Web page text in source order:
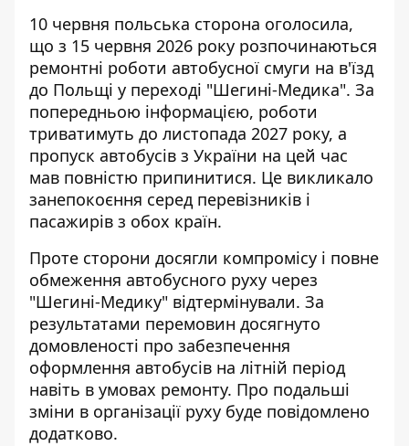
10 червня польська сторона оголосила,
що з 15 червня 2026 року розпочинаються
ремонтні роботи автобусної смуги на в'їзд
до Польщі у переході "Шегині-Медика". За
попередньою інформацією, роботи
триватимуть до листопада 2027 року, а
пропуск автобусів з України на цей час
мав повністю припинитися. Це викликало
занепокоєння серед перевізників і
пасажирів з обох країн.
Проте сторони досягли компромісу і повне
обмеження автобусного руху через
"Шегині-Медику" відтермінували. За
результатами перемовин досягнуто
домовленості про забезпечення
оформлення автобусів на літній період
навіть в умовах ремонту. Про подальші
зміни в організації руху буде повідомлено
додатково.